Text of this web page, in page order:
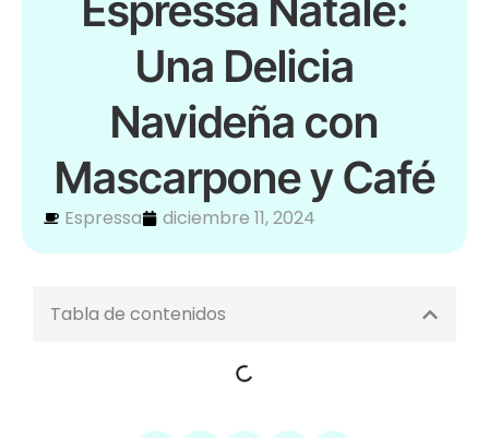
Una Delicia
Navideña con
Mascarpone y Café
Espressa diciembre 11, 2024
Tabla de contenidos